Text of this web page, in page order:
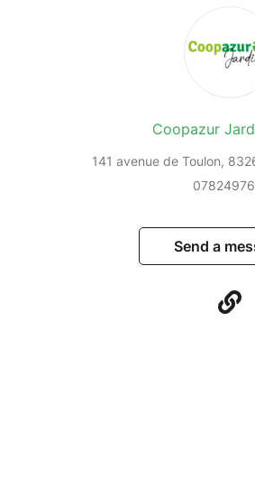
Coopazur
141 avenue de Toulon,
Send a